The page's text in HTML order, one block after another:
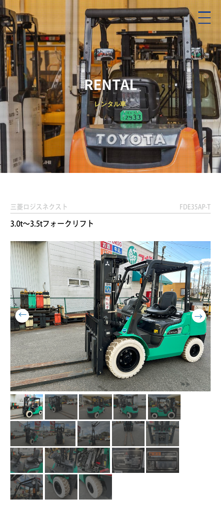
RENTAL
レンタル車
三菱ロジスネクスト FDE35AP-T
3.0t～3.5tフォークリフト